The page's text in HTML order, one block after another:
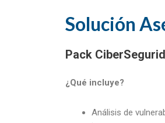
Solución
Pack
¿Qué incluye?
Análisis de